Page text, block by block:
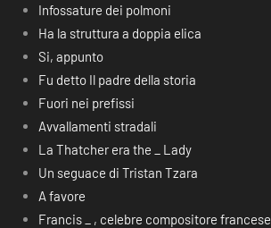
Infossature dei polmoni
Ha la struttura a doppia elica
Si, appunto
Fu detto Il padre della storia
Fuori nei prefissi
Avvallamenti stradali
La Thatcher era the _ Lady
Un seguace di Tristan Tzara
A favore
Francis _ , celebre compositore francese